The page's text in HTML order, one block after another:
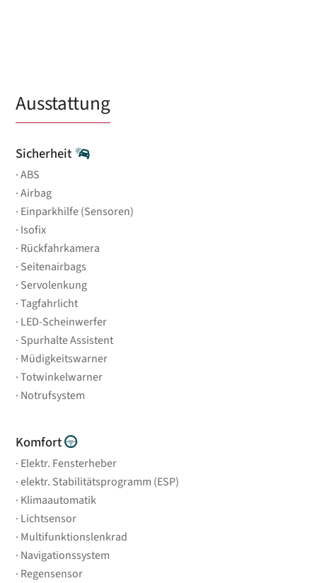
Ausstattung
Sicherheit
ABS
Airbag
Einparkhilfe (Sensoren)
Isofix
Rückfahrkamera
Seitenairbags
Servolenkung
Tagfahrlicht
LED-Scheinwerfer
Spurhalte Assistent
Müdigkeitswarner
Totwinkelwarner
Notrufsystem
Komfort
Elektr. Fensterheber
elektr. Stabilitätsprogramm (ESP)
Klimaautomatik
Lichtsensor
Multifunktionslenkrad
Navigationssystem
Regensensor